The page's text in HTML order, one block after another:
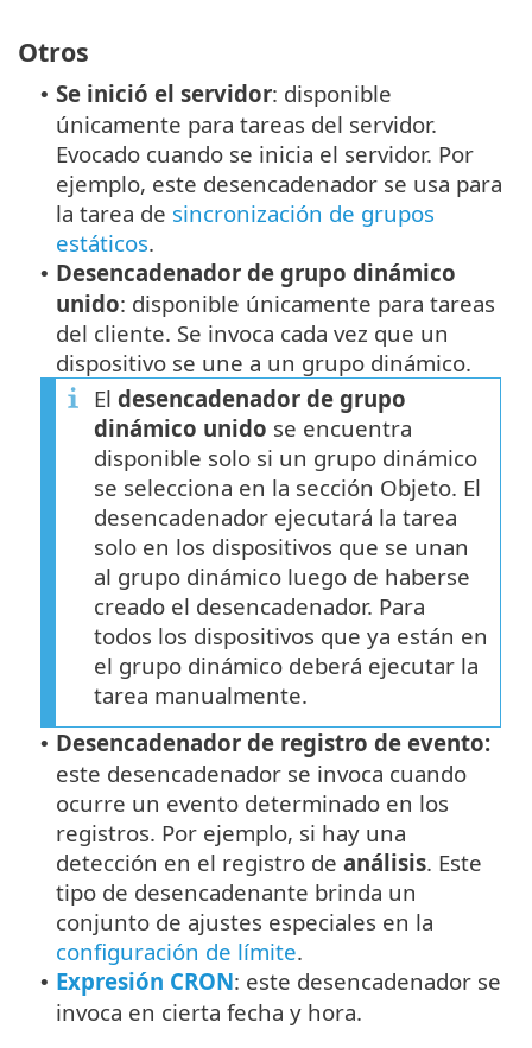
Otros
• Se inició el servidor: disponible
únicamente para tareas del servidor.
Evocado cuando se inicia el servidor. Por
ejemplo, este desencadenador se usa para
la tarea de sincronización de grupos
estáticos.
• Desencadenador de grupo dinámico
unido: disponible únicamente para tareas
del cliente. Se invoca cada vez que un
dispositivo se une a un grupo dinámico.
El desencadenador de grupo
dinámico unido se encuentra
disponible solo si un grupo dinámico
se selecciona en la sección Objeto. El
desencadenador ejecutará la tarea
solo en los dispositivos que se unan
al grupo dinámico luego de haberse
creado el desencadenador. Para
todos los dispositivos que ya están en
el grupo dinámico deberá ejecutar la
tarea manualmente.
• Desencadenador de registro de evento:
este desencadenador se invoca cuando
ocurre un evento determinado en los
registros. Por ejemplo, si hay una
detección en el registro de análisis. Este
tipo de desencadenante brinda un
conjunto de ajustes especiales en la
configuración de límite.
• Expresión CRON: este desencadenador se
invoca en cierta fecha y hora.